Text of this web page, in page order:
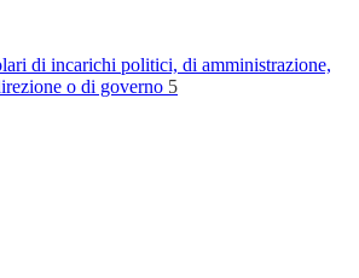
di incarichi politici, di amministrazione,
o di governo 5